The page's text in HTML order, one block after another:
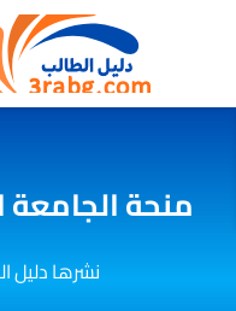
منحة
نشرها دليل